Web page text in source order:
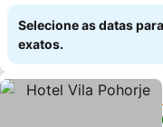
Selecione as datas
exatos.